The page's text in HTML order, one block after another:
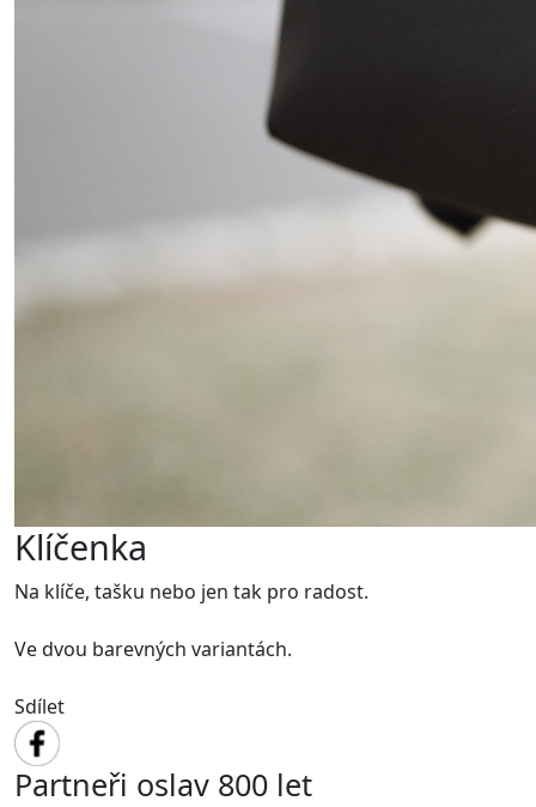
Klíčenka
Na klíče, tašku nebo jen tak pro radost.
Ve dvou barevných variantách.
Sdílet
Partneři oslav 800 let